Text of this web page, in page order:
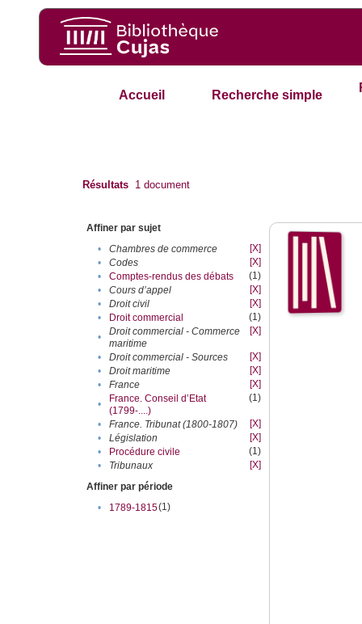
Accueil Recherche simple
Résultats 1 document
Affiner par sujet
•
Chambres de commerce
[X]
•
Codes
[X]
•
Comptes-rendus des débats
(1)
•
Cours d’appel
[X]
•
Droit civil
[X]
•
Droit commercial
(1)
•
Droit commercial - Commerce
maritime
[X]
• Droit commercial - Sources
[X]
•
Droit maritime
[X]
•
France
[X]
•
France. Conseil d’Etat
(1799-....)
(1)
• France. Tribunat (1800-1807)
[X]
•
Législation
[X]
•
Procédure civile
(1)
•
Tribunaux
[X]
Affiner par période
•
1789-1815(1)